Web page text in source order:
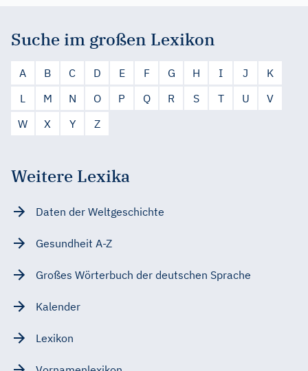
Suche im großen Lexikon
A B C D E F G H I J
K
L
M N O P Q R S T U
V
W
X Y Z
Weitere Lexika
Daten der Weltgeschichte
Gesundheit A-Z
Großes Wörterbuch der deutschen Sprache
Kalender
Lexikon